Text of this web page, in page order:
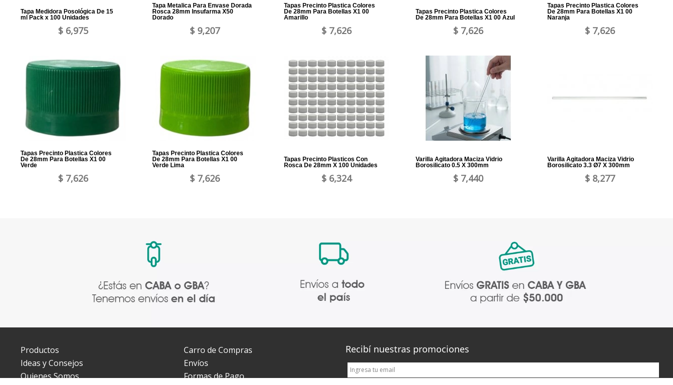
Tapa Medidora Posológica De 15
ml Pack x 100 Unidades
$ 6,975
Tapa Metalica Para Envase Dorada
Rosca 28mm Insufarma X50
Dorado
$ 9,207
Tapas Precinto Plastica Colores
De 28mm Para Botellas X1 00
Amarillo
$ 7,626
Tapas Precinto Plastica Colores
De 28mm Para Botellas X1 00 Azul
$ 7,626
Tapas Precinto Plastica Colores
De 28mm Para Botellas X1 00
Naranja
$ 7,626
Tapas Precinto Plastica Colores
De 28mm Para Botellas X1 00
Verde
$ 7,626
Tapas Precinto Plastica Colores
De 28mm Para Botellas X1 00
Verde Lima
$ 7,626
Tapas Precinto Plasticos Con
Rosca De 28mm X 100 Unidades
$ 6,324
Varilla Agitadora Maciza Vidrio
Borosilicato 0.5 X 300mm
$ 7,440
Varilla Agitadora Maciza Vidrio
Borosilicato 3.3 Ø7 X 300mm
$ 8,277
Productos
Ideas y Consejos
Quienes Somos
Carro de Compras
Envíos
Formas de Pago
Recibí nuestras promociones